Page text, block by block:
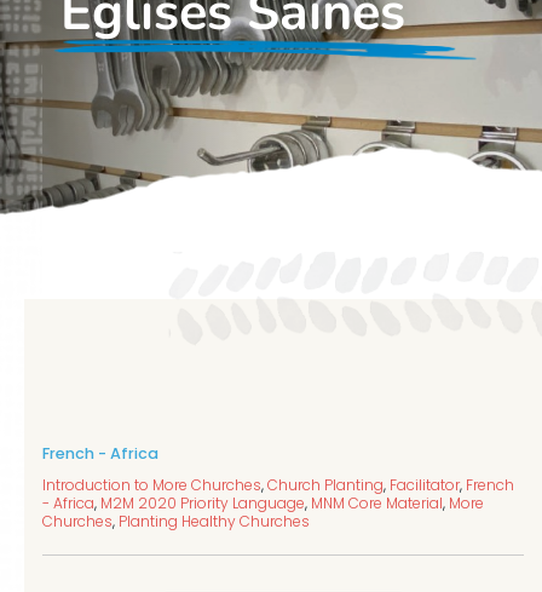
French - Africa
Introduction to More Churches,Church Planting, Facilitator, French
- Africa, M2M 2020 Priority Language, MNM Core Material, More
Churches, Planting Healthy Churches